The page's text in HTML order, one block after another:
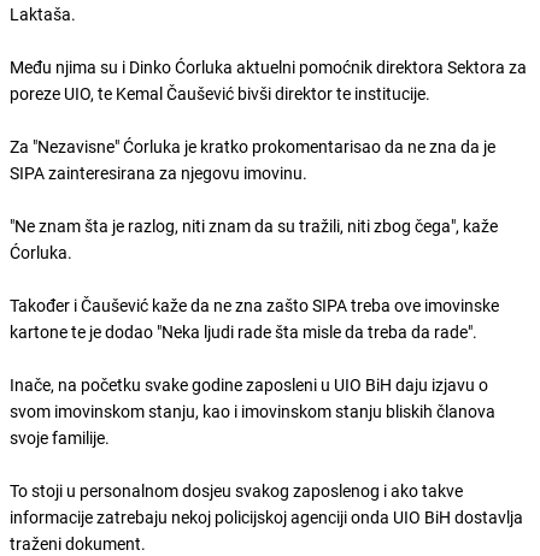
Laktaša.
Među njima su i Dinko Ćorluka aktuelni pomoćnik direktora Sektora za
poreze UIO, te Kemal Čaušević bivši direktor te institucije.
Za "Nezavisne" Ćorluka je kratko prokomentarisao da ne zna da je
SIPA zainteresirana za njegovu imovinu.
"Ne znam šta je razlog, niti znam da su tražili, niti zbog čega", kaže
Ćorluka.
Također i Čaušević kaže da ne zna zašto SIPA treba ove imovinske
kartone te je dodao "Neka ljudi rade šta misle da treba da rade".
Inače, na početku svake godine zaposleni u UIO BiH daju izjavu o
svom imovinskom stanju, kao i imovinskom stanju bliskih članova
svoje familije.
To stoji u personalnom dosjeu svakog zaposlenog i ako takve
informacije zatrebaju nekoj policijskoj agenciji onda UIO BiH dostavlja
traženi dokument.